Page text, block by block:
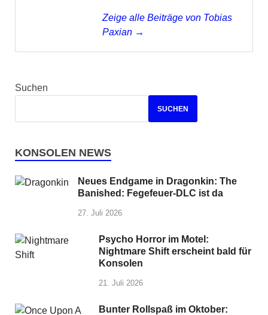
Zeige alle Beiträge von Tobias
Paxian →
Suchen
SUCHEN
KONSOLEN NEWS
Neues Endgame in Dragonkin: The
Banished: Fegefeuer-DLC ist da
27. Juli 2026
Psycho Horror im Motel:
Nightmare Shift erscheint bald für
Konsolen
21. Juli 2026
Bunter Rollspaß im Oktober: